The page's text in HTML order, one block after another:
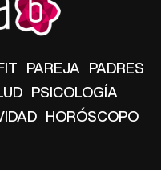
PAREJA PADRES
PSICOLOGÍA
HORÓSCOPO